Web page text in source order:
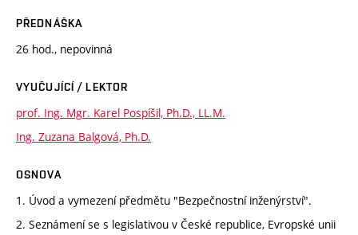
PŘEDNÁŠKA
26 hod., nepovinná
VYUČUJÍCÍ / LEKTOR
prof. Ing. Mgr. Karel Pospíšil, Ph.D., LL.M.
Ing. Zuzana Balgová, Ph.D.
OSNOVA
1. Úvod a vymezení předmětu "Bezpečnostní inženýrství".
2. Seznámení se s legislativou v České republice, Evropské unii